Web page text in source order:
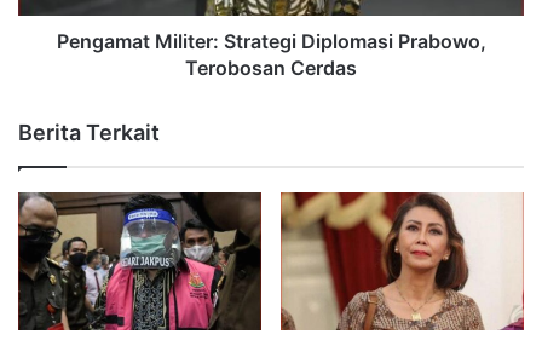
Pengamat Militer: Strategi Diplomasi Prabowo,
Terobosan Cerdas
Berita Terkait